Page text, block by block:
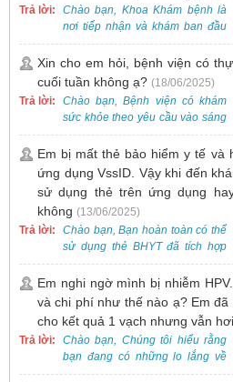
Trả lời:
Chào bạn, Khoa Khám bệnh là
nơi tiếp nhận và khám ban đầu
cho tất cả các trường hợp, bao
gồm cả điều trị mụn. Vì vậy, bạn
cần đăng ký khám tại Khoa
Khám bệnh trước.
Xin cho em hỏi, bệnh viện có
cuối tuần không ạ? (18/06/2025)
Trả lời:
Chào bạn, Bệnh viện có khám
sức khỏe theo yêu cầu vào sáng
thứ Bảy. Nếu bạn có nhu cầu, vui
lòng đặt lịch trước để được sắp
xếp thời gian phù hợp.
Em bị mất thẻ bảo hiểm y tế và
ứng dụng VssID. Vậy khi đến
sử dụng thẻ trên ứng dụng
không (13/06/2025)
Trả lời:
Chào bạn, Bạn hoàn toàn có thể
sử dụng thẻ BHYT đã tích hợp
trên ứng dụng VssID khi đến
khám và không cần mang theo
thẻ giấy.
Em nghi ngờ mình bị nhiễm
và chi phí như thế nào ạ? Em
cho kết quả 1 vạch nhưng vẫn
Trả lời:
Chào bạn, Chúng tôi hiểu rằng
bạn đang có những lo lắng về
nguy cơ nhiễm HPV. Tại Bệnh